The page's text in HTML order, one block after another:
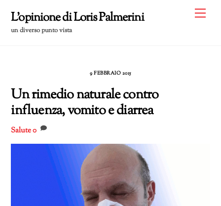
content
L'opinione di Loris Palmerini
un diverso punto vista
9 FEBBRAIO 2015
Un rimedio naturale contro
influenza, vomito e diarrea
Salute0